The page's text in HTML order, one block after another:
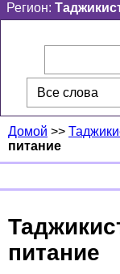
Регион:
Домой >>
питание
питание